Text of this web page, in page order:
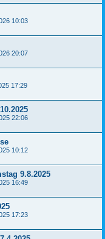
10:03
20:07
17:29
22:06
10:12
9.8.2025
16:49
17:23